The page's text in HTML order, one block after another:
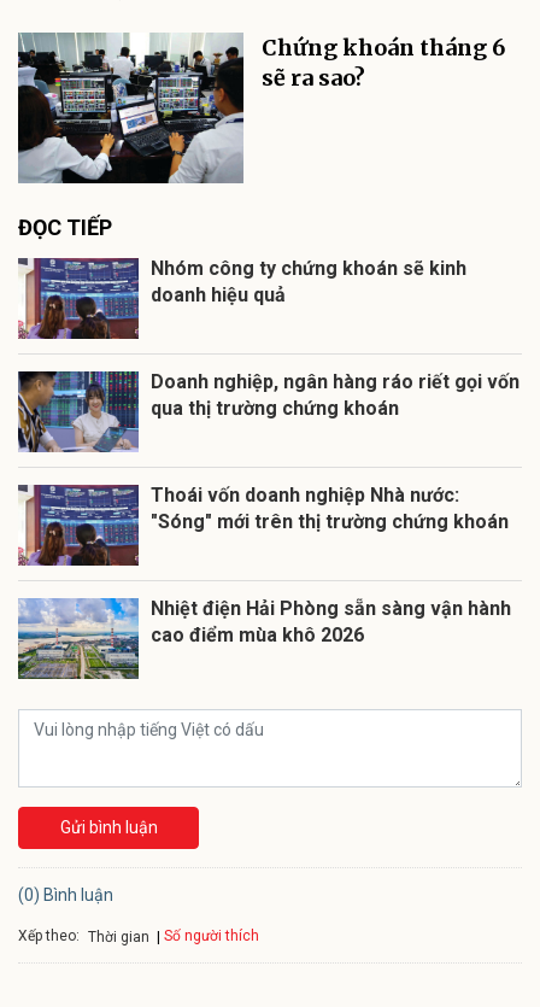
Chứng khoán tháng 6
sẽ ra sao?
ĐỌC TIẾP
Nhóm công ty chứng khoán sẽ kinh
doanh hiệu quả
Doanh nghiệp, ngân hàng ráo riết gọi vốn
qua thị trường chứng khoán
Thoái vốn doanh nghiệp Nhà nước:
"Sóng" mới trên thị trường chứng khoán
Nhiệt điện Hải Phòng sẵn sàng vận hành
cao điểm mùa khô 2026
Gửi bình luận
(0) Bình luận
Xếp theo: Thời gian Số người thích